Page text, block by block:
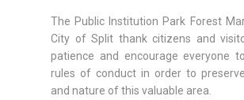
The Public Institution Park Forest
City of Split thank citizens and
patience and encourage everyone
rules of conduct in order to
and nature of this valuable area.